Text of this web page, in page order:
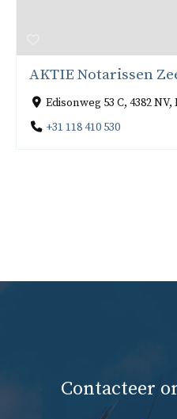
AKTIE Notarissen
Edisonweg 53 C, 4382
+31 118 410 530
Contacteer